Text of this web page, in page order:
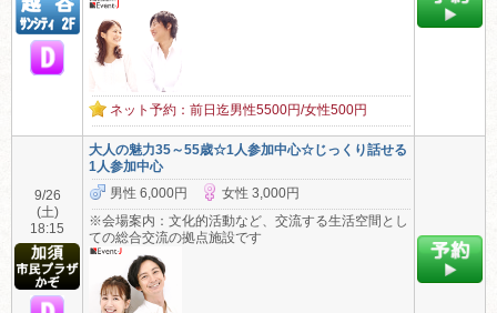
ネット予約：前日迄男性5500円/女性500円
9/26
(土)
18:15
大人の魅力35～55歳☆1人参加中心☆じっくり話せる
1人参加中心
男性 6,000円
女性 3,000円
※会場案内：文化的活動など、交流する生活空間とし
ての総合交流の拠点施設です